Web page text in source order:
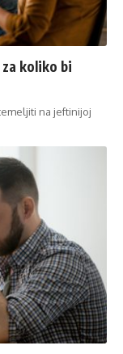
koliko bi
na jeftinijoj